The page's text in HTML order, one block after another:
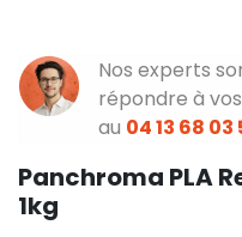
Nos experts
répondre à
au 04 13 68 03
Panchroma PLA
1kg